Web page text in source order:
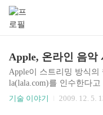
Apple, 온라인 음악
Apple이 스트리밍 방식
la(lala.com)를 인수한다
다. 인수대금이나 인수와
기술 이야기 2009. 12. 5.